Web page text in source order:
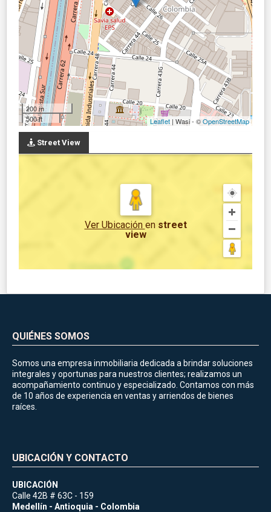
200 m
500 ft
Leaflet | Wasi - ©OpenStreetMap
Street View
Ver Ubicación en street
view
QUIÉNES SOMOS
Somos una empresa inmobiliaria dedicada a brindar soluciones
integrales y oportunas para nuestros clientes; realizamos un
acompañamiento continuo y especializado. Contamos con más
de 10 años de experiencia en ventas y arriendos de bienes
raíces.
UBICACIÓN Y CONTACTO
UBICACIÓN
Calle 42B # 63C - 159
Medellín - Antioquia - Colombia